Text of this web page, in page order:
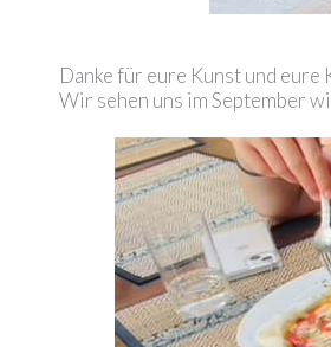
Danke für eure Kunst und eure
Wir sehen uns im September